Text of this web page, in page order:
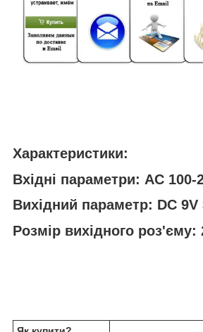
Характеристики:
Вхідні параметри: AC 100-
Вихідний параметр: DC 9V
Розмір вихідного